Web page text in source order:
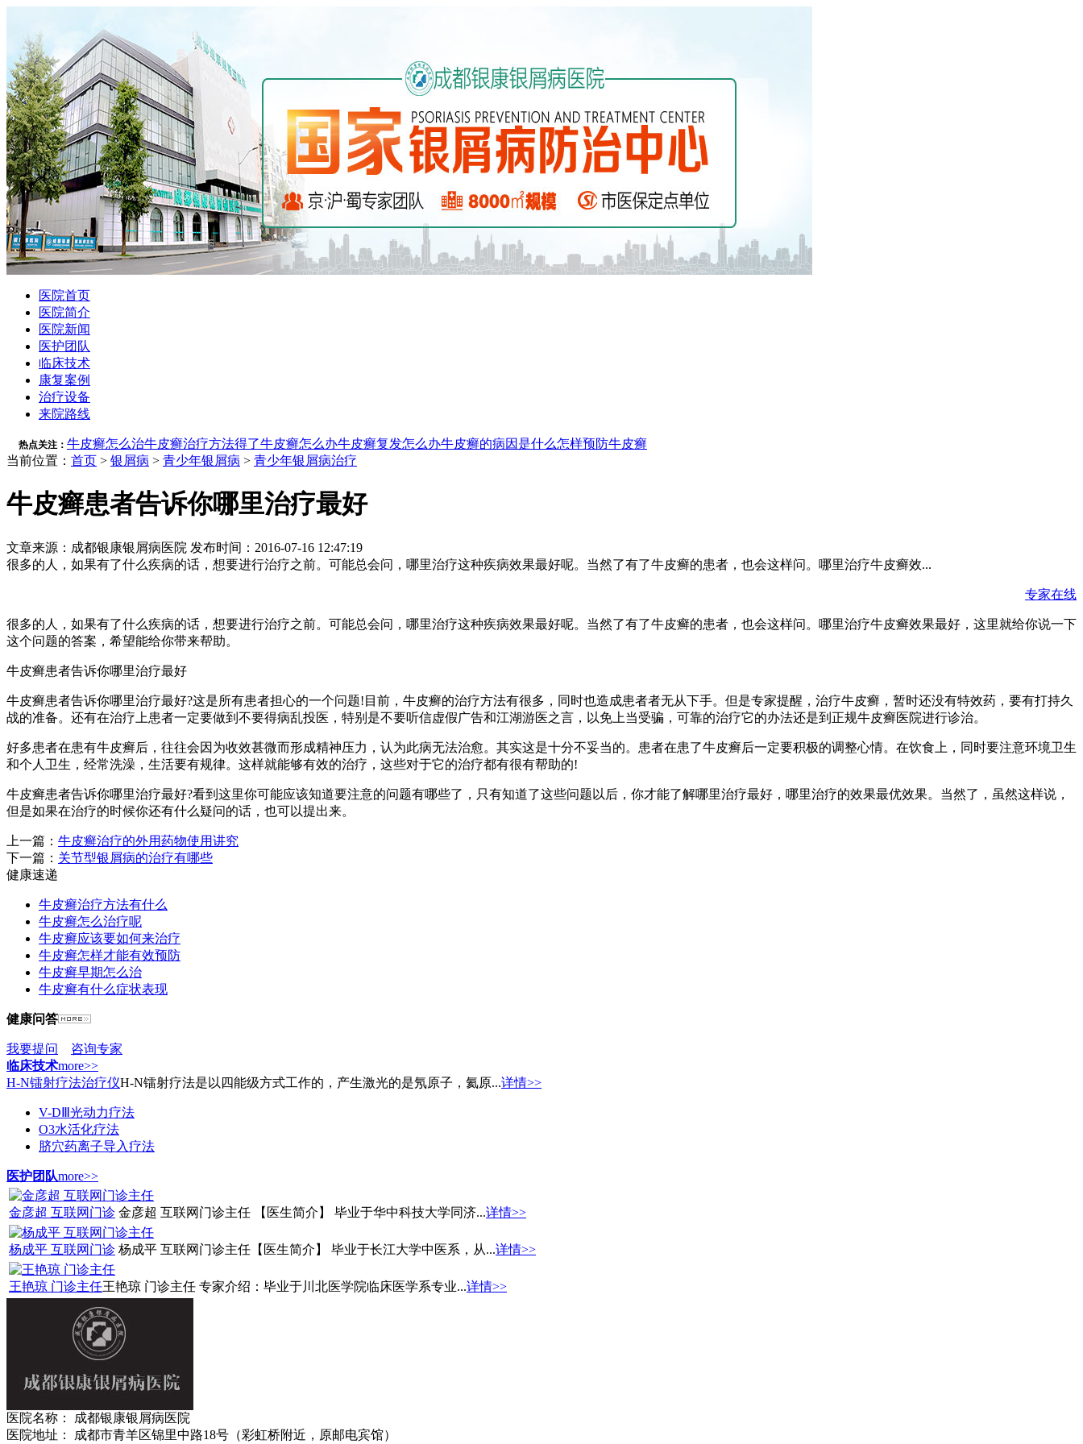
医院首页
医院简介
医院新闻
医护团队
临床技术
康复案例
治疗设备
来院路线
热点关注： 牛皮癣怎么治牛皮癣治疗方法得了牛皮癣怎么办牛皮癣复发怎么办牛皮癣的病因是什么怎样预防牛皮癣
当前位置： 首页 > 银屑病 > 青少年银屑病 > 青少年银屑病治疗
牛皮癣患者告诉你哪里治疗最好
文章来源：成都银康银屑病医院 发布时间：2016-07-16 12:47:19
很多的人，如果有了什么疾病的话，想要进行治疗之前。可能总会问，哪里治疗这种疾病效果最好呢。当然了有了牛皮癣的患者，也会这样问。哪里治疗牛皮癣效...
专家在线
很多的人，如果有了什么疾病的话，想要进行治疗之前。可能总会问，哪里治疗这种疾病效果最好呢。当然了有了牛皮癣的患者，也会这样问。哪里治疗牛皮癣效果最好，这里就给你说一下
这个问题的答案，希望能给你带来帮助。
牛皮癣患者告诉你哪里治疗最好
牛皮癣患者告诉你哪里治疗最好?这是所有患者担心的一个问题!目前，牛皮癣的治疗方法有很多，同时也造成患者者无从下手。但是专家提醒，治疗牛皮癣，暂时还没有特效药，要有打持久
战的准备。还有在治疗上患者一定要做到不要得病乱投医，特别是不要听信虚假广告和江湖游医之言，以免上当受骗，可靠的治疗它的办法还是到正规牛皮癣医院进行诊治。
好多患者在患有牛皮癣后，往往会因为收效甚微而形成精神压力，认为此病无法治愈。其实这是十分不妥当的。患者在患了牛皮癣后一定要积极的调整心情。在饮食上，同时要注意环境卫生
和个人卫生，经常洗澡，生活要有规律。这样就能够有效的治疗，这些对于它的治疗都有很有帮助的!
牛皮癣患者告诉你哪里治疗最好?看到这里你可能应该知道要注意的问题有哪些了，只有知道了这些问题以后，你才能了解哪里治疗最好，哪里治疗的效果最优效果。当然了，虽然这样说，
但是如果在治疗的时候你还有什么疑问的话，也可以提出来。
上一篇： 牛皮癣治疗的外用药物使用讲究
下一篇： 关节型银屑病的治疗有哪些
健康速递
牛皮癣治疗方法有什么
牛皮癣怎么治疗呢
牛皮癣应该要如何来治疗
牛皮癣怎样才能有效预防
牛皮癣早期怎么治
牛皮癣有什么症状表现
健康问答
我要提问
咨询专家
临床技术more>>
H-N镭射疗法治疗仪H-N镭射疗法是以四能级方式工作的，产生激光的是氖原子，氦原...详情>>
V-DⅢ光动力疗法
O3水活化疗法
脐穴药离子导入疗法
医护团队more>>
金彦超 互联网门诊 金彦超 互联网门诊主任 【医生简介】 毕业于华中科技大学同济...详情>>
杨成平 互联网门诊 杨成平 互联网门诊主任【医生简介】 毕业于长江大学中医系，从...详情>>
王艳琼 门诊主任王艳琼 门诊主任 专家介绍：毕业于川北医学院临床医学系专业...详情>>
医院名称： 成都银康银屑病医院
医院地址： 成都市青羊区锦里中路18号（彩虹桥附近，原邮电宾馆）